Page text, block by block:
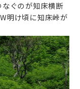
ぐのが知床横断
明け頃に知床峠が